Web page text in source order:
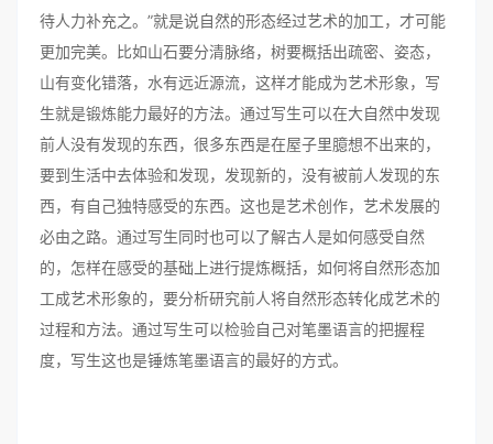
待人力补充之。”就是说自然的形态经过艺术的加工，才可能
更加完美。比如山石要分清脉络，树要概括出疏密、姿态，
山有变化错落，水有远近源流，这样才能成为艺术形象，写
生就是锻炼能力最好的方法。通过写生可以在大自然中发现
前人没有发现的东西，很多东西是在屋子里臆想不出来的，
要到生活中去体验和发现，发现新的，没有被前人发现的东
西，有自己独特感受的东西。这也是艺术创作，艺术发展的
必由之路。通过写生同时也可以了解古人是如何感受自然
的，怎样在感受的基础上进行提炼概括，如何将自然形态加
工成艺术形象的，要分析研究前人将自然形态转化成艺术的
过程和方法。通过写生可以检验自己对笔墨语言的把握程
度，写生这也是锤炼笔墨语言的最好的方式。